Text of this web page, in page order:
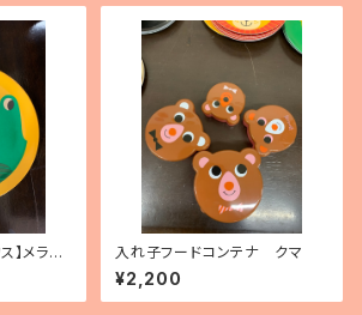
】メラミ
入れ子フードコンテナ クマ
¥2,200